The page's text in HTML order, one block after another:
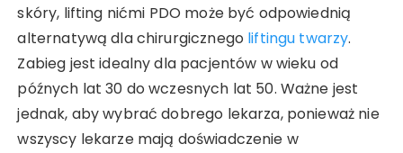
skóry, lifting nićmi PDO może być odpowiednią
alternatywą dla chirurgicznego liftingu twarzy.
Zabieg jest idealny dla pacjentów w wieku od
późnych lat 30 do wczesnych lat 50. Ważne jest
jednak, aby wybrać dobrego lekarza, ponieważ nie
wszyscy lekarze mają doświadczenie w